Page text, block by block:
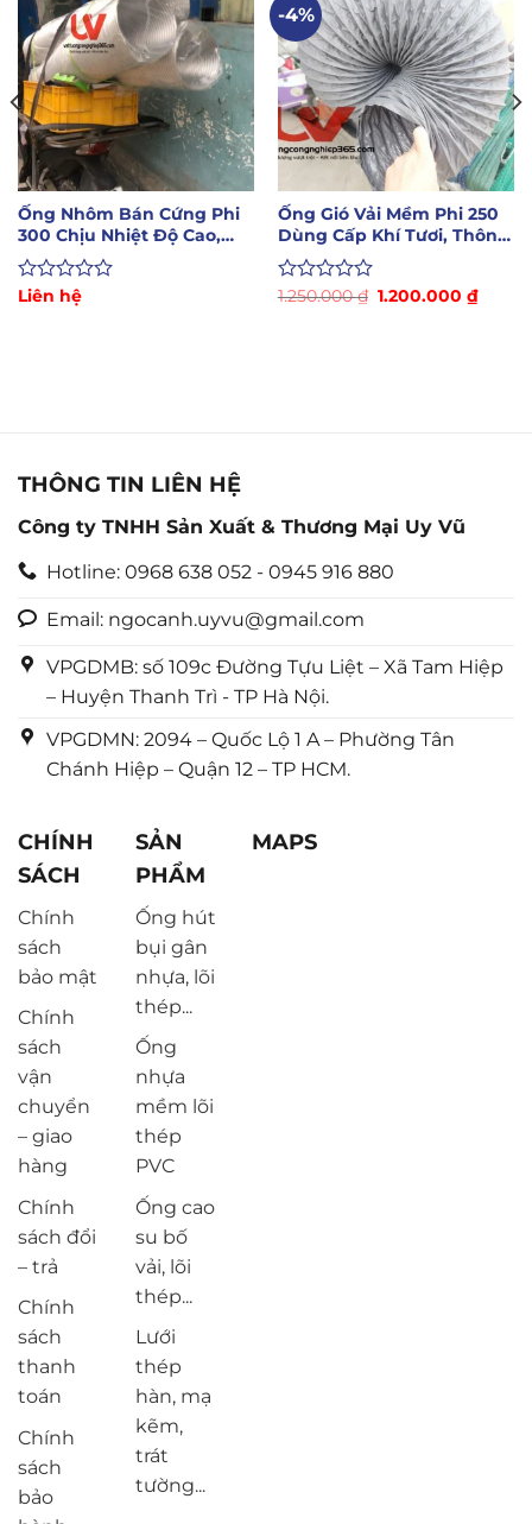
Ống Nhôm Bán Cứng Phi
300 Chịu Nhiệt Độ Cao,
Chống Cháy Tốt
Được
Liên hệ
-4%
Ống Gió Vải Mềm Phi 250
Dùng Cấp Khí Tươi, Thông
Gió
Được
1.250.000₫ Giá
1.200.000 ₫Giá
hiện
THÔNG TIN LIÊN HỆ
Công ty TNHH Sản Xuất & Thương Mại Uy Vũ
Hotline: 0968 638 052 - 0945 916 880
Email: ngocanh.uyvu@gmail.com
VPGDMB: số 109c Đường Tựu Liệt – Xã Tam Hiệp
– Huyện Thanh Trì - TP Hà Nội.
VPGDMN: 2094 – Quốc Lộ 1 A – Phường Tân
Chánh Hiệp – Quận 12 – TP HCM.
CHÍNH
SÁCH
Chính
sách
bảo mật
Chính
sách
vận
chuyển
– giao
hàng
Chính
sách đổi
– trả
Chính
sách
thanh
toán
Chính
sách
bảo
SẢN
PHẨM
Ống hút
bụi gân
nhựa, lõi
thép...
Ống
nhựa
mềm lõi
thép
PVC
Ống cao
su bố
vải, lõi
thép...
Lưới
thép
hàn, mạ
kẽm,
trát
tường...
MAPS